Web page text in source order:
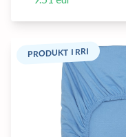
PRODUKT I RRI